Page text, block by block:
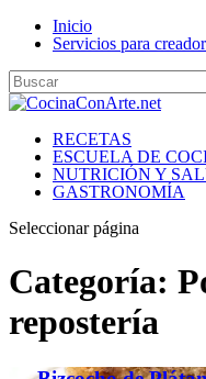
Inicio
Servicios para
RECETAS
ESCUELA DE
NUTRICIÓN Y
GASTRONOMÍA
Seleccionar página
Categoría:
repostería